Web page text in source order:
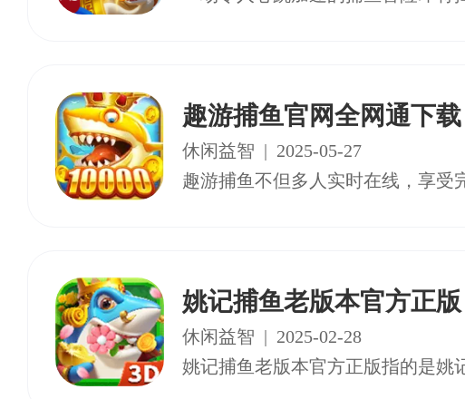
趣游捕鱼官网全网通下载
休闲益智 | 2025-05-27
姚记捕鱼老版本官方正版
休闲益智 | 2025-02-28